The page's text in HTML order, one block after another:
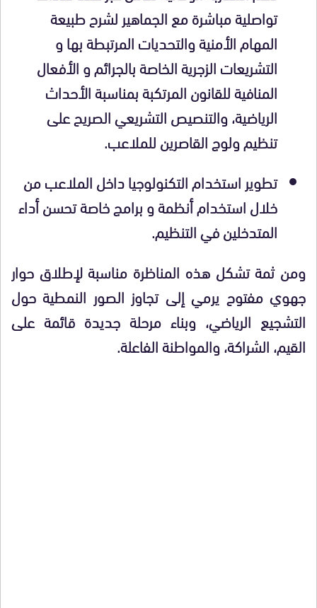
تواصلية مباشرة مع الجماهير لشرح طبيعة
المهام الأمنية والتحديات المرتبطة بها و
التشريعات الزجرية الخاصة بالجرائم و الأفعال
المنافية للقانون المرتكبة بمناسبة الأحداث
الرياضية، والتنصيص التشريعي الصريح على
تنظيم ولوج القاصرين للملاعب.
تطوير استخدام التكنولوجيا داخل الملاعب من
خلال استخدام أنظمة و برامج خاصة تحسن أداء
المتدخلين في التنظيم.
ومن ثمة تشكل هذه المناظرة مناسبة لإطلاق حوار
جهوي مفتوح يرمي إلى تجاوز الصور النمطية حول
التشجيع الرياضي، وبناء مرحلة جديدة قائمة على
القيم، الشراكة، والمواطنة الفاعلة.